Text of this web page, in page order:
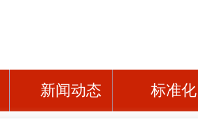
新闻动态 标准化